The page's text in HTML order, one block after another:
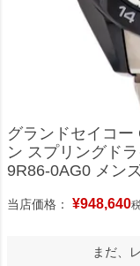
グランドセイコー
ン スプリングド
9R86-0AG0 メン
当店価格： ¥948,640
まだ、